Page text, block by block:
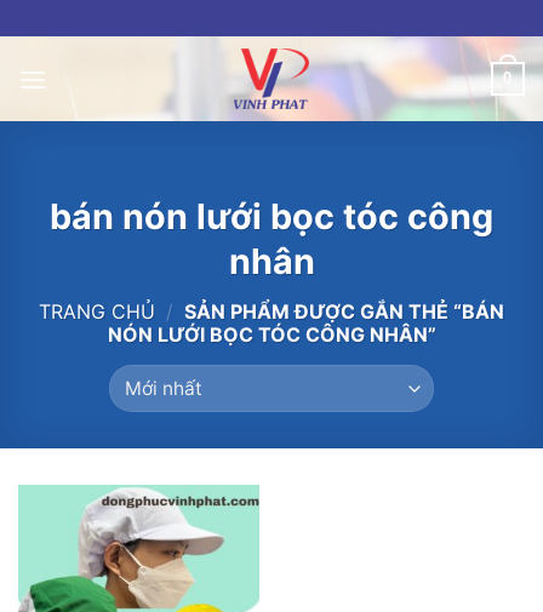
to
content
0
bán nón lưới bọc tóc công
nhân
TRANG CHỦ / SẢN PHẨM ĐƯỢC GẮN THẺ “BÁN
NÓN LƯỚI BỌC TÓC CÔNG NHÂN”